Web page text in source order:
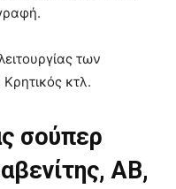
των
κτλ.
σούπερ
ΑΒ,